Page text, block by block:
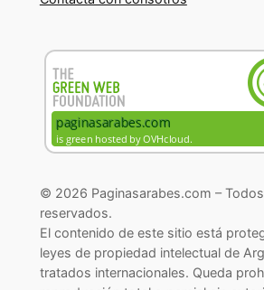
© 2026 Paginasarabes.com –
reservados.
El contenido de este sitio está
leyes de propiedad intelectual de
tratados internacionales. Queda